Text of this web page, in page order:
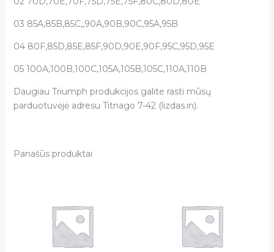
03 85A,85B,85C,,90A,90B,90C,95A,95B
04 80F,85D,85E,85F,90D,90E,90F,95C,95D,95E
05 100A,100B,100C,105A,105B,105C,110A,110B
Daugiau Triumph produkcijos galite rasti mūsų
parduotuvėjė adresu Titnago 7-42 (lizdas.in).
Panašūs produktai